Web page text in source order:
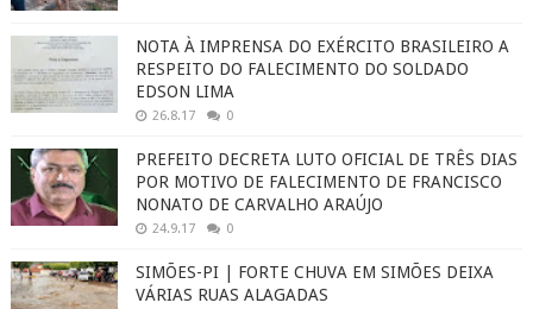
NOTA À IMPRENSA DO EXÉRCITO BRASILEIRO A
RESPEITO DO FALECIMENTO DO SOLDADO
EDSON LIMA
26.8.17 0
PREFEITO DECRETA LUTO OFICIAL DE TRÊS DIAS
POR MOTIVO DE FALECIMENTO DE FRANCISCO
NONATO DE CARVALHO ARAÚJO
24.9.17 0
SIMÕES-PI | FORTE CHUVA EM SIMÕES DEIXA
VÁRIAS RUAS ALAGADAS